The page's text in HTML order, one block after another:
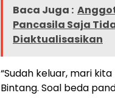
Baca Juga :
Pancasila Saja
Diaktualisasikan
“Sudah keluar, mari
Bintang. Soal beda